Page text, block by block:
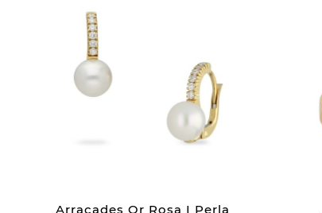
Arracades Or Rosa I Perla